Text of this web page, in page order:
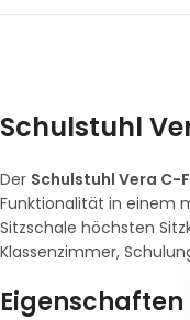
Schulstuhl
Der Schulstuhl Vera C-
Funktionalität in einem
Sitzschale höchsten
Klassenzimmer,
Eigenschaften